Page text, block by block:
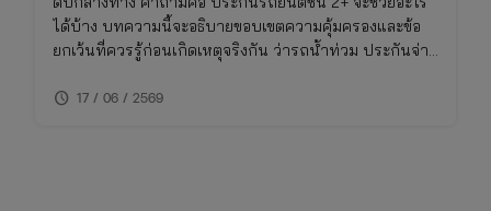
ได้บ้าง บทความนี้จะอธิบายขอบเขตความคุ้มครองและข้อ
ยกเว้นที่ควรรู้ก่อนเกิดเหตุจริงกัน ว่ารถน้ําท่วม ประกันจ่าย
ของคุณ
schedule 17 / 06 / 2569